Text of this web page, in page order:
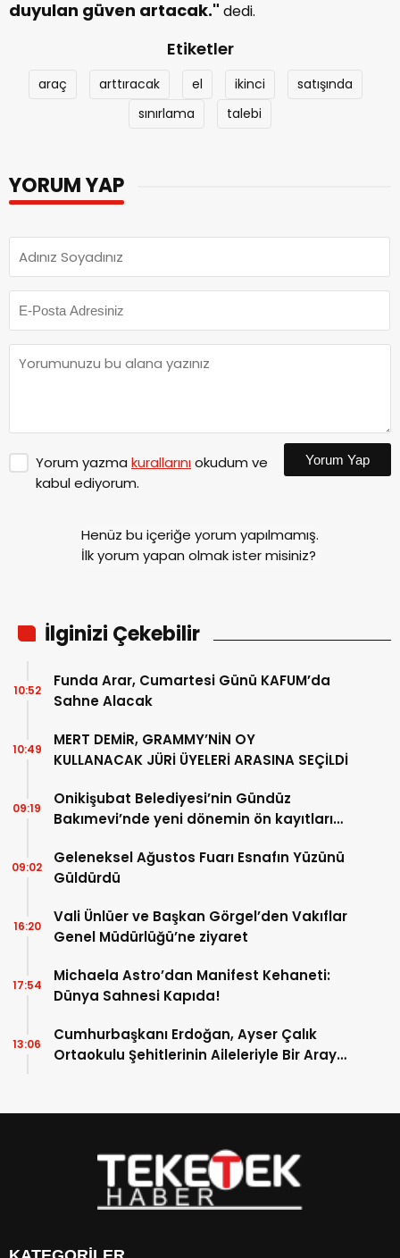
duyulan güven artacak." dedi.
Etiketler
araç arttıracak el ikinci
satışında
sınırlama
talebi
YORUM YAP
Yorum yazma kurallarınıokudum ve
kabul ediyorum.
Yorum Yap
Henüz bu içeriğe yorum yapılmamış.
İlk yorum yapan olmak ister misiniz?
İlginizi Çekebilir
Funda Arar, Cumartesi Günü KAFUM’da
Sahne Alacak
10:52
MERT DEMİR, GRAMMY’NİN OY
KULLANACAK JÜRİ ÜYELERİ ARASINA SEÇİLDİ
10:49
Onikişubat Belediyesi’nin Gündüz
Bakımevi’nde yeni dönemin ön kayıtları
09:19
Geleneksel Ağustos Fuarı Esnafın Yüzünü
Güldürdü
09:02
Vali Ünlüer ve Başkan Görgel’den Vakıflar
Genel Müdürlüğü’ne ziyaret
16:20
Michaela Astro’dan Manifest Kehaneti:
Dünya Sahnesi Kapıda!
17:54
Cumhurbaşkanı Erdoğan, Ayser Çalık
Ortaokulu Şehitlerinin Aileleriyle Bir Araya
13:06